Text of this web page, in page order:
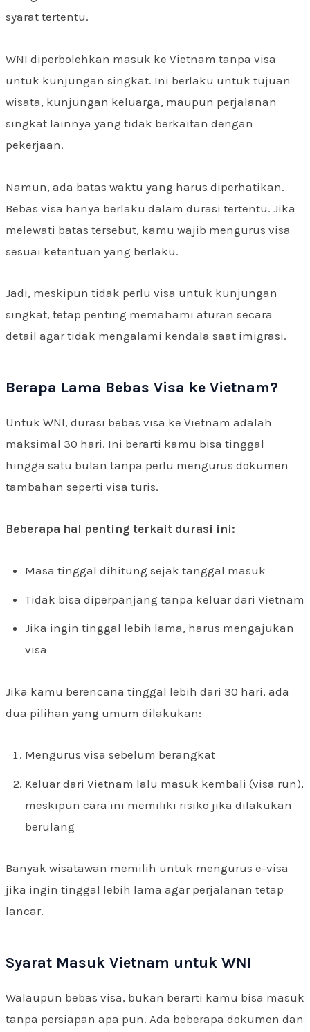
syarat tertentu.
WNI diperbolehkan masuk ke Vietnam tanpa visa
untuk kunjungan singkat. Ini berlaku untuk tujuan
wisata, kunjungan keluarga, maupun perjalanan
singkat lainnya yang tidak berkaitan dengan
pekerjaan.
Namun, ada batas waktu yang harus diperhatikan.
Bebas visa hanya berlaku dalam durasi tertentu. Jika
melewati batas tersebut, kamu wajib mengurus visa
sesuai ketentuan yang berlaku.
Jadi, meskipun tidak perlu visa untuk kunjungan
singkat, tetap penting memahami aturan secara
detail agar tidak mengalami kendala saat imigrasi.
Berapa Lama Bebas Visa ke Vietnam?
Untuk WNI, durasi bebas visa ke Vietnam adalah
maksimal 30 hari. Ini berarti kamu bisa tinggal
hingga satu bulan tanpa perlu mengurus dokumen
tambahan seperti visa turis.
Beberapa hal penting terkait durasi ini:
Masa tinggal dihitung sejak tanggal masuk
Tidak bisa diperpanjang tanpa keluar dari Vietnam
Jika ingin tinggal lebih lama, harus mengajukan
visa
Jika kamu berencana tinggal lebih dari 30 hari, ada
dua pilihan yang umum dilakukan:
Mengurus visa sebelum berangkat
Keluar dari Vietnam lalu masuk kembali (visa run),
meskipun cara ini memiliki risiko jika dilakukan
berulang
Banyak wisatawan memilih untuk mengurus e-visa
jika ingin tinggal lebih lama agar perjalanan tetap
lancar.
Syarat Masuk Vietnam untuk WNI
Walaupun bebas visa, bukan berarti kamu bisa masuk
tanpa persiapan apa pun. Ada beberapa dokumen dan